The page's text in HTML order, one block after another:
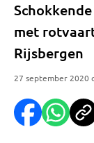
met
Rijsbergen
27 september 2020